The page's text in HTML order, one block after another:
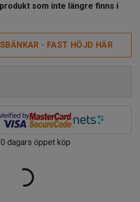
som inte längre finns i
- FAST HÖJD HÄR
dagars öppet köp